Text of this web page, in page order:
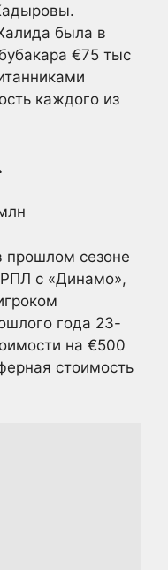
была в
€75 тыс
каждого из
прошлом сезоне
с «Динамо»,
года 23-
на €500
стоимость